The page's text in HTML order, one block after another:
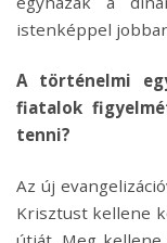
istenképpel
A történelmi
fiatalok
tenni?
Az új
Krisztust kellene